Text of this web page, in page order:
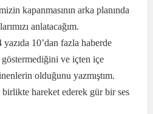
kapanmasının arka planında
anlatacağım.
10’dan fazla haberde
ve içten içe
olduğunu yazmıştım.
hareket ederek gür bir ses